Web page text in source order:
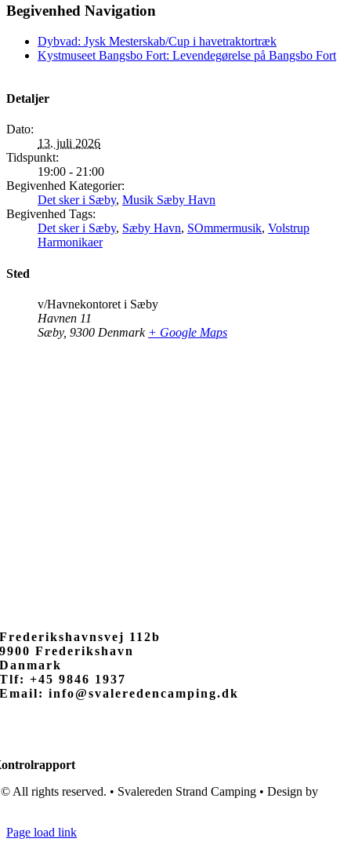
Begivenhed Navigation
Dybvad: Jysk Mesterskab/Cup i havetraktortræk
Kystmuseet Bangsbo Fort: Levendegørelse på Bangsbo Fort
Detaljer
Dato:
13. juli 2026
Tidspunkt:
19:00 - 21:00
Begivenhed Kategorier:
Det sker i Sæby, Musik Sæby Havn
Begivenhed Tags:
Det sker i Sæby, Sæby Havn, SOmmermusik, Volstrup
Harmonikaer
Sted
v/Havnekontoret i Sæby
Havnen 11
Sæby, 9300 Denmark + Google Maps
Frederikshavnsvej 112b
9900 Frederikshavn
Danmark
Tlf: +45 9846 1937
Email: info@svaleredencamping.dk
© All rights reserved. • Svalereden Strand Camping • Design by
Page load link